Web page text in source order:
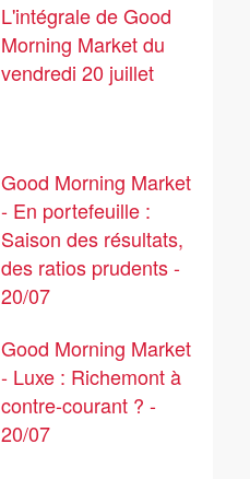
L'intégrale de Good
Morning Market du
vendredi 20 juillet
Good Morning Market
- En portefeuille :
Saison des résultats,
des ratios prudents -
20/07
Good Morning Market
- Luxe : Richemont à
contre-courant ? -
20/07